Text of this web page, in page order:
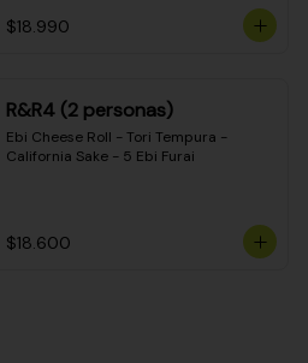
ciboulette) 10 (Pollo teriyaki - palta -
envuelto en queso crema)
$18.990
R&R4 (2 personas)
Ebi Cheese Roll - Tori Tempura -
California Sake - 5 Ebi Furai
$18.600